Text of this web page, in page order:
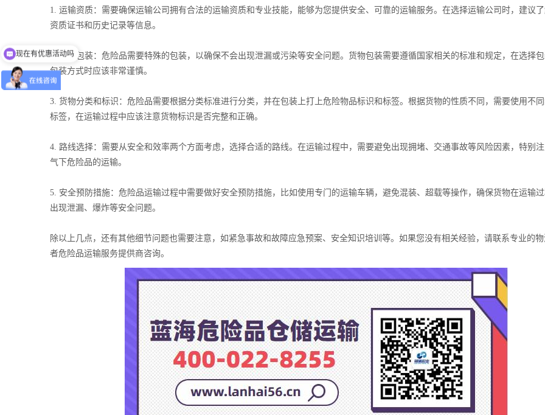
1. 运输资质：需要确保运输公司拥有合法的运输资质和专业技能，能够为您提供安全、可靠的运输服务。在选择运输公司时，建议
资质证书和历史记录等信息。
2. 货物包装：危险品需要特殊的包装，以确保不会出现泄漏或污染等安全问题。货物包装需要遵循国家相关的标准和规定，在选择
包装方式时应该非常谨慎。
3. 货物分类和标识：危险品需要根据分类标准进行分类，并在包装上打上危险物品标识和标签。根据货物的性质不同，需要使用不
标签，在运输过程中应该注意货物标识是否完整和正确。
4. 路线选择：需要从安全和效率两个方面考虑，选择合适的路线。在运输过程中，需要避免出现拥堵、交通事故等风险因素，特别
气下危险品的运输。
5. 安全预防措施：危险品运输过程中需要做好安全预防措施，比如使用专门的运输车辆，避免混装、超载等操作，确保货物在运输
出现泄漏、爆炸等安全问题。
除以上几点，还有其他细节问题也需要注意，如紧急事故和故障应急预案、安全知识培训等。如果您没有相关经验，请联系专业的
者危险品运输服务提供商咨询。
现在有优惠活动吗